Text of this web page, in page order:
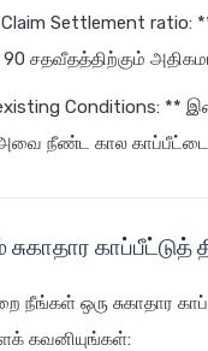
Settlement
90 சதவீதத்திற்கும்
Conditions: **
நீண்ட கால
சுகாதார
நீங்கள் ஒரு சுகாதார
கவனியுங்கள்: